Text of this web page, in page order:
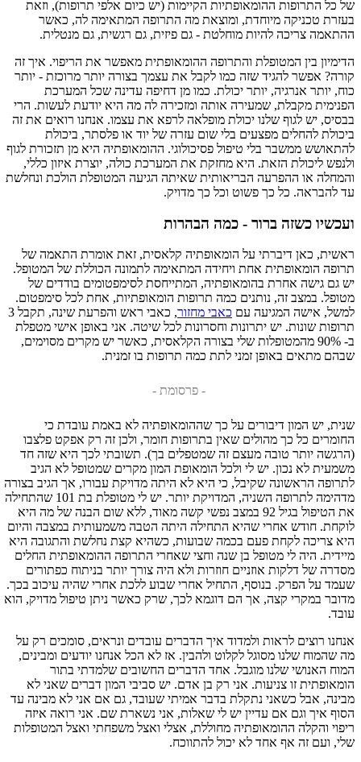
של כל התרופות ההומאופתיות הקיימות (יש כיום אלפי תרופות), וזאת
בעזרת טכניקה מיוחדת, ומוצאת מה התרופה המתאימה לה, כאשר
ההתאמה צריכה להיות מוחלטת - גם פיזית, גם רגשית, גם מנטלית.
הדימיון בין המטופלת והתרופה ההומאופתית מאפשר את הריפוי. איך זה
קורה? אפשר להגיד שזה כמו לקבל את עצמך בצורה יותר מרוכזת - יותר
כוח, יותר אנרגיה, יותר יכולת. כמו מן דחיפה עדינה שכל המערכת
הפנימית מקבלת, שמעירה אותה ומזכירה לה מה היא יודעת לעשות. הרי
בבסיס, יש לגוף שלנו יכולת מופלאה לרפא את עצמו. אנחנו רואים את זה
ביכולת להחלים מפצעים בלי שום עזרה של יוד או פלסתר, ביכולת
להתאושש ממשבר בלי טיפול פסיכולוגי. ההומאופתיה היא מן תזכורת לגוף
ולנפש ליכולת הזאת. היא מחזקת את המערכת כולה, יוצרת איזון כללי,
והמחלה או ההפרעה הבריאותית שאיתה הגיעה המטופלת הולכת ונחלשת
עד להבראה. כל כך פשוט וכל כך מדויק.
ועכשיו כשזה ברור - כמה הבהרות
ראשית, כאן דיברתי על הומאופתיה קלאסית, זאת אומרת התאמה של
תרופה הומאופתית אחת ויחידה המתאימה לתמונה הכוללת של המטופל.
יש גם גישה אחרת בהומאופתיה, המתייחסת לסימפטומים בודדים של
מטופל. במצב זה, נותנים כמה תרופות הומאופתיות, אחת לכל סימפטום.
למשל, אישה המגיעה עם כאבי מחזור
, כאבי ראש והפרעת שינה, תקבל 3
תרופות שונות. יש יתרונות וחסרונות לכל שיטה. אני באופן אישי מטפלת
ב- 90% מהמטופלות שלי בצורה הקלאסית, כאשר יש מקרים מסוימים,
שבהם מתאים באופן זמני לתת כמה תרופות בו זמנית.
- פרסומת -
שנית, יש המון דיבורים על כך שההומאופתיה לא באמת עובדת כי
החומרים כל כך מהולים שאין בתרופות חומר, ולכן זה רק אפקט פלצבו
(הרגשה יותר טובה מעצם זה שמטפלים בך). תשובתי לכך היא שזה חד
משמעית לא נכון. יש לי ולכל הומאופת המון מקרים שמטופל לא הגיב
לתרופה הראשונה שקיבל, כי היא לא היתה מדויקת עבורו, אך הגיב בצורה
מדהימה לתרופה השניה, המדויקת יותר. יש לי מטופלת בת 101 שהתחילה
את הטיפול בגיל 92 במצב נפשי קשה מאוד, ללא שום הבנה של מה היא
לוקחת. חודש אחרי שהיא התחילה היתה הטבה משמעותית במצבה והיום
היא צריכה לקחת פעם בכמה שבועות, כשהיא קצת נחלשת והתגובה היא
מיידית. היה לי מטופל בן שנה וחצי שאחרי התרופה ההומאופתית החלים
מסדרה של דלקות אוזניים חוזרות ולא היה צורך יותר בניתוח כפתורים
שעמד על הפרק. בנוסף, התחיל אחרי שבוע ללכת אחרי שהיה עיכוב בכך.
מדובר במקרי קצה, אך הם דוגמא לכך, שרק כאשר ניתן טיפול מדויק, הוא
עובד.
אנחנו רוצים לראות ולמדוד איך הדברים עובדים ונראים, סומכים רק על
מה שהמוח שלנו מסוגל לקלוט ולהבין. אז לא הכל אנחנו יודעים ומבינים,
המוח האנושי שלנו מוגבל. אחד הדברים החשובים שלמדתי בתור
הומאופתית זו צניעות. אני רק בן אדם. יש סביבי המון דברים שאני לא
מבינה, אבל כשאני נתקלת בדבר אמיתי שעובד, גם אם אני לא מבינה עד
הסוף איך וגם אם עדיין יש לי שאלות, אני נשארת שם. אני רואה איזה
ריפוי והקלה ההומאופתיה מחוללת, אצלי ואצל משפחתי ואצל המטופלות
שלי, ועם זה אף אחד לא יכול להתווכח.